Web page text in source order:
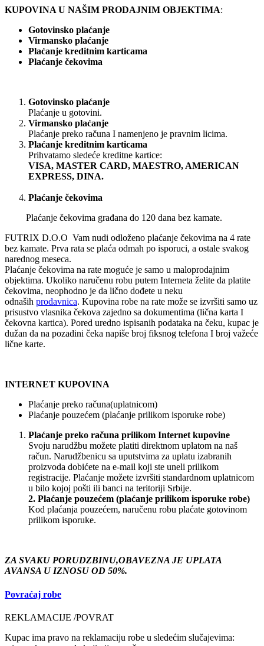
KUPOVINA U NAŠIM PRODAJNIM OBJEKTIMA:
Gotovinsko plaćanje
Virmansko plaćanje
Plaćanje kreditnim karticama
Plaćanje čekovima
Gotovinsko plaćanje
Plaćanje u gotovini.
Virmansko plaćanje
Plaćanje preko računa I namenjeno je pravnim licima.
Plaćanje kreditnim karticama
Prihvatamo sledeće kreditne kartice:
VISA, MASTER CARD, MAESTRO, AMERICAN
EXPRESS, DINA.
Plaćanje čekovima
Plaćanje čekovima građana do 120 dana bez kamate.
FUTRIX D.O.O Vam nudi odloženo plaćanje čekovima na 4 rate
bez kamate. Prva rata se plaća odmah po isporuci, a ostale svakog
narednog meseca.
Plaćanje čekovima na rate moguće je samo u maloprodajnim
objektima. Ukoliko naručenu robu putem Interneta želite da platite
čekovima, neophodno je da lično dođete u neku
odnaših prodavnica. Kupovina robe na rate može se izvršiti samo uz
prisustvo vlasnika čekova zajedno sa dokumentima (lična karta I
čekovna kartica). Pored uredno ispisanih podataka na čeku, kupac je
dužan da na pozadini čeka napiše broj fiksnog telefona I broj važeće
lične karte.
INTERNET KUPOVINA
Plaćanje preko računa(uplatnicom)
Plaćanje pouzećem (plaćanje prilikom isporuke robe)
Plaćanje preko računa prilikom Internet kupovine
Svoju narudžbu možete platiti direktnom uplatom na naš
račun. Narudžbenicu sa uputstvima za uplatu izabranih
proizvoda dobićete na e-mail koji ste uneli prilikom
registracije. Plaćanje možete izvršiti standardnom uplatnicom
u bilo kojoj pošti ili banci na teritoriji Srbije.
2. Plaćanje pouzećem (plaćanje prilikom isporuke robe)
Kod plaćanja pouzećem, naručenu robu plaćate gotovinom
prilikom isporuke.
ZA SVAKU PORUDZBINU,OBAVEZNA JE UPLATA
AVANSA U IZNOSU OD 50%.
Povraćaj robe
REKLAMACIJE /POVRAT
Kupac ima pravo na reklamaciju robe u sledećim slučajevima: